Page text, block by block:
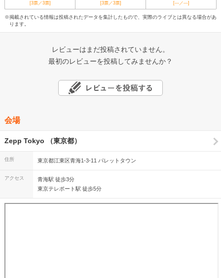
[3票／3票] [3票／3票] [---／---]
※掲載されている情報は投稿されたデータを集計したもので、実際のライブとは異なる場合があ
ります。
レビューはまだ投稿されていません。
最初のレビューを投稿してみませんか？
会場
Zepp Tokyo （東京都）
住所 東京都江東区青海1-3-11 パレットタウン
アクセス
青海駅 徒歩3分
東京テレポート駅 徒歩5分